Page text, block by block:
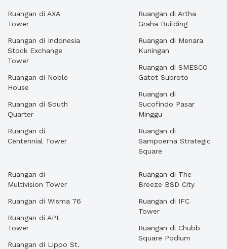
Ruangan di AXA
Tower
Ruangan di Indonesia
Stock Exchange
Tower
Ruangan di Noble
House
Ruangan di South
Quarter
Ruangan di
Centennial Tower
Ruangan di Artha
Graha Building
Ruangan di Menara
Kuningan
Ruangan di SMESCO
Gatot Subroto
Ruangan di
Sucofindo Pasar
Minggu
Ruangan di
Sampoerna Strategic
Square
Ruangan di
Multivision Tower
Ruangan di Wisma 76
Ruangan di APL
Tower
Ruangan di Lippo St.
Ruangan di The
Breeze BSD City
Ruangan di IFC
Tower
Ruangan di Chubb
Square Podium